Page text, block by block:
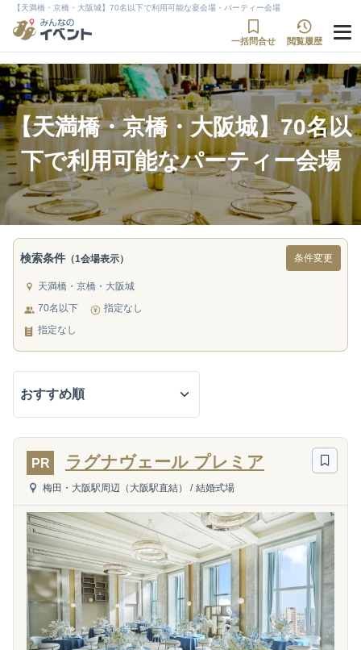
【天満橋・京橋・大阪城】70名以下で利用可能な宴会場・パーティー会場
一括問合せ 閲覧履歴
【天満橋・京橋・大阪城】70名以
下で利用可能なパーティー会場
検索条件 （1会場表示） 条件変更
天満橋・京橋・大阪城
70名以下
指定なし
指定なし
PR ラグナヴェール プレミア
梅田・大阪駅周辺（大阪駅直結） / 結婚式場